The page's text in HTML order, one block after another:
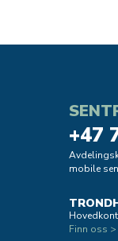
+47
mobile
Finn oss >